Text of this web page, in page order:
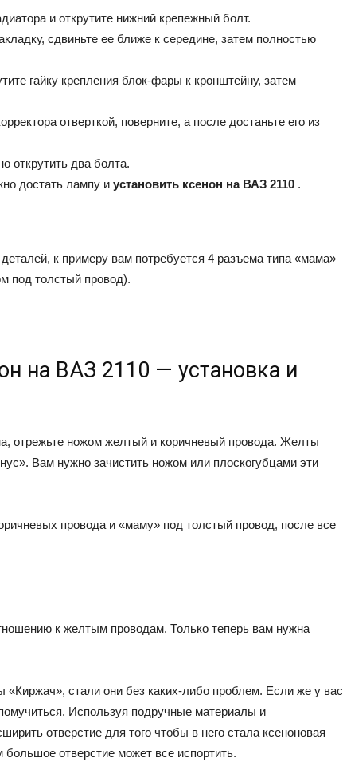
и открутите нижний крепежный болт.
сдвиньте ее ближе к середине, затем полностью
гайку крепления блок-фары к кронштейну, затем
отверткой, поверните, а после достаньте его из
открутить два болта.
достать лампу и установить ксенон на ВАЗ 2110 .
к примеру вам потребуется 4 разъема типа «мама»
под толстый провод).
на ВАЗ 2110 — установка и
отрежьте ножом желтый и коричневый провода. Желты
Вам нужно зачистить ножом или плоскогубцами эти
провода и «маму» под толстый провод, после все
к желтым проводам. Только теперь вам нужна
стали они без каких-либо проблем. Если же у вас
Используя подручные материалы и
отверстие для того чтобы в него стала ксеноновая
отверстие может все испортить.